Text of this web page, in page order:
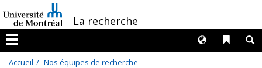
au
contenu
/La recherche
Menu
Liens
Langues
Accueil
Nos équipes de recherche